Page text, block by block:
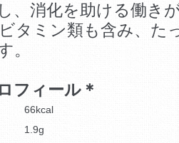
、消化を助ける働き
タミン類も含み、た
。
フィール＊
66kcal
1.9g